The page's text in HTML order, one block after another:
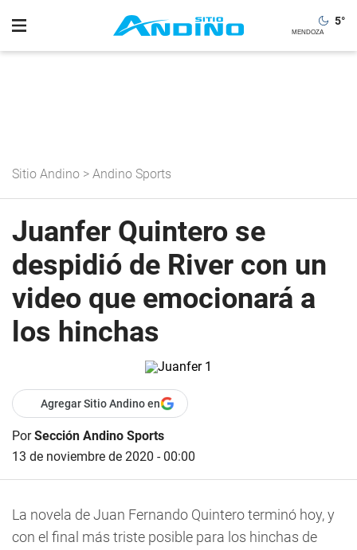
5°
Sitio Andino > Andino Sports
Juanfer Quintero se
despidió de River con un
video que emocionará a
los hinchas
Agregar Sitio Andino en
PorSección Andino Sports
13 de noviembre de 2020 - 00:00
La novela de Juan Fernando Quintero terminó hoy, y
con el final más triste posible para los hinchas de